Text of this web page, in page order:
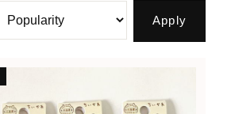
Apply